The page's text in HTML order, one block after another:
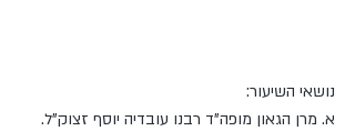
נושאי השיעור:
א. מרן הגאון מופה"ד רבנו עובדיה יוסף זצוק"ל.